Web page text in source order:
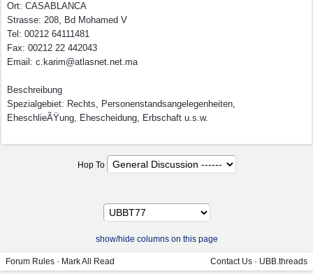
Ort: CASABLANCA
Strasse: 208, Bd Mohamed V
Tel: 00212 64111481
Fax: 00212 22 442043
Email: c.karim@atlasnet.net.ma
Beschreibung
Spezialgebiet: Rechts, Personenstandsangelegenheiten,
EheschlieÃŸung, Ehescheidung, Erbschaft u.s.w.
Hop To
show/hide columns on this page
Forum Rules · Mark All Read Contact Us · UBB.threads